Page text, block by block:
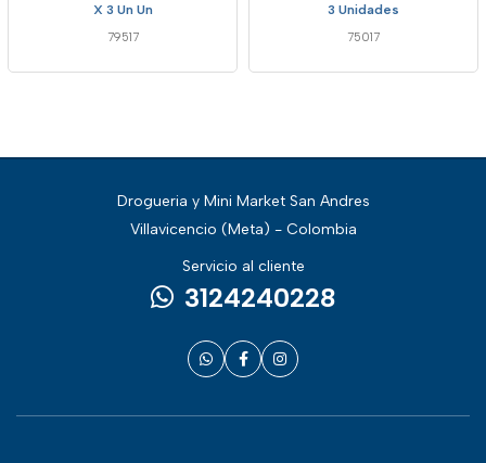
X 3 Un Un
79517
3 Unidades
75017
Drogueria y Mini Market San Andres
Villavicencio (Meta) - Colombia
Servicio al cliente
3124240228